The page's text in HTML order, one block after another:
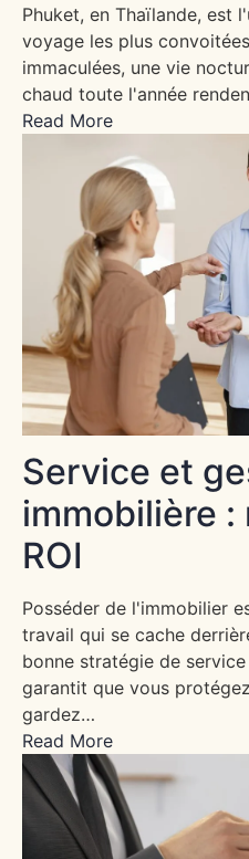
Phuket, en Thaïlande, est
voyage les plus
immaculées, une vie
chaud toute l'année
Read More
Service et
immobilière :
ROI
Posséder de l'immobilier
travail qui se cache
bonne stratégie de
garantit que vous
gardez…
Read More